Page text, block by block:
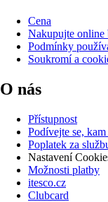
Cena
Nakupujte online
Podmínky
Soukromí a
O nás
Přístupnost
Podívejte se,
Poplatek za
Nastavení
Možnosti platby
itesco.cz
Clubcard